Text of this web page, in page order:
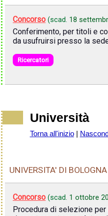
Concorso (scad. 18
Conferimento, per titoli e
da usufruirsi presso la
Ricercatori
Università
Torna all'inizio|
UNIVERSITA' DI
Concorso (scad. 1 ottobre
Procedura di selezione